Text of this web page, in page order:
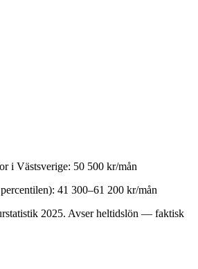
i Västsverige: 50 500 kr/mån
41 300–61 200 kr/mån
2025. Avser heltidslön — faktisk